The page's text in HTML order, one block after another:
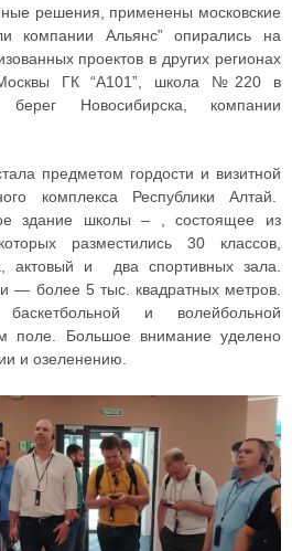
решения, применены московские
компании Альянс” опирались на
проектов в других регионах
ГК “А101”, школа №220 в
берег Новосибирска, компании
предметом гордости и визитной
комплекса Республики Алтай.
здание школы – , состоящее из
разместились 30 классов,
актовый и два спортивных зала.
— более 5 тыс. квадратных метров.
и волейбольной
поле. Большое внимание уделено
и озеленению.